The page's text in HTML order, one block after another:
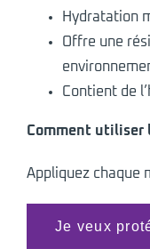
Hydratation
Offre une
Contient de
Comment utiliser
Appliquez chaque
Je veux